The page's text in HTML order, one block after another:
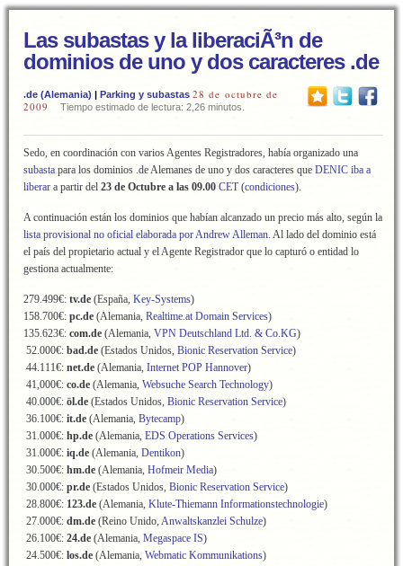
Las subastas y la liberaciÃ³n de
dominios de uno y dos caracteres .de
.de (Alemania) | Parking y subastas 28 de octubre de
2009
Tiempo estimado de lectura: 2,26 minutos.
Sedo, en coordinación con varios Agentes Registradores, había organizado una
subasta para los dominios .de Alemanes de uno y dos caracteres que DENIC iba a
liberar a partir del 23 de Octubre a las 09.00 CET(condiciones).
A continuación están los dominios que habían alcanzado un precio más alto, según la
lista provisional no oficial elaborada por Andrew Alleman. Al lado del dominio está
el país del propietario actual y el Agente Registrador que lo capturó o entidad lo
gestiona actualmente:
279.499€: tv.de (España, Key-Systems)
158.700€: pc.de (Alemania, Realtime.at Domain Services)
135.623€: com.de (Alemania, VPN Deutschland Ltd. & Co.KG)
52.000€: bad.de (Estados Unidos, Bionic Reservation Service)
44.111€: net.de (Alemania, Internet POP Hannover)
41,000€: co.de (Alemania, Websuche Search Technology)
40.000€: öl.de (Estados Unidos, Bionic Reservation Service)
36.100€: it.de (Alemania, Bytecamp)
31.000€: hp.de (Alemania, EDS Operations Services)
31.000€: iq.de (Alemania, Dentikon)
30.500€: hm.de (Alemania, Hofmeir Media)
30.000€: pr.de (Estados Unidos, Bionic Reservation Service)
28.800€: 123.de (Alemania, Klute-Thiemann Informationstechnologie)
27.000€: dm.de (Reino Unido, Anwaltskanzlei Schulze)
26.100€: 24.de (Alemania, Megaspace IS)
24.500€: los.de (Alemania, Webmatic Kommunikations)